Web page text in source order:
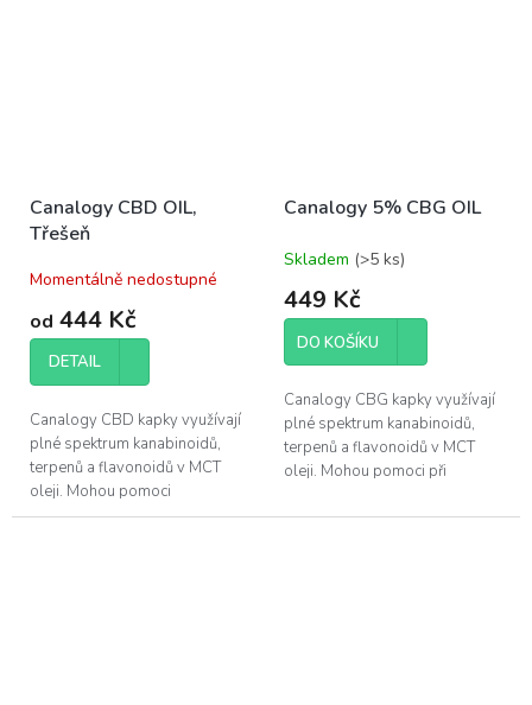
Canalogy CBD OIL,
Třešeň
Momentálně nedostupné
od 444 Kč
DETAIL
Canalogy CBD kapky využívají
plné spektrum kanabinoidů,
terpenů a flavonoidů v MCT
oleji. Mohou pomoci
při regeneraci svalů a zlepšení
Canalogy 5% CBG OIL
Průměrné
hodnocení
produktu
5,0
5
hvězdiček.
Skladem (>5 ks)
449 Kč
DO KOŠÍKU
Canalogy CBG kapky využívají
plné spektrum kanabinoidů,
terpenů a flavonoidů v MCT
oleji. Mohou pomoci při
a při chronických zánětech.